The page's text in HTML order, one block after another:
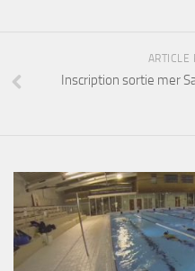
sorties 2017
BIO SUB
Environnement et Biologie
Formations
ARTICLE
Inscription sortie mer